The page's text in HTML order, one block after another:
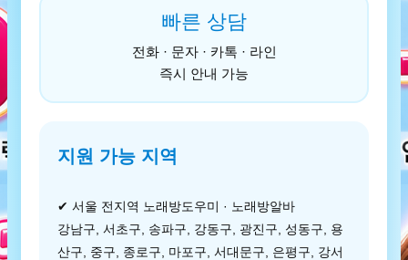
빠른 상담
전화 · 문자 · 카톡 · 라인
즉시 안내 가능
지원 가능 지역
✔ 서울 전지역 노래방도우미 · 노래방알바
강남구, 서초구, 송파구, 강동구, 광진구, 성동구, 용
산구, 중구, 종로구, 마포구, 서대문구, 은평구, 강서